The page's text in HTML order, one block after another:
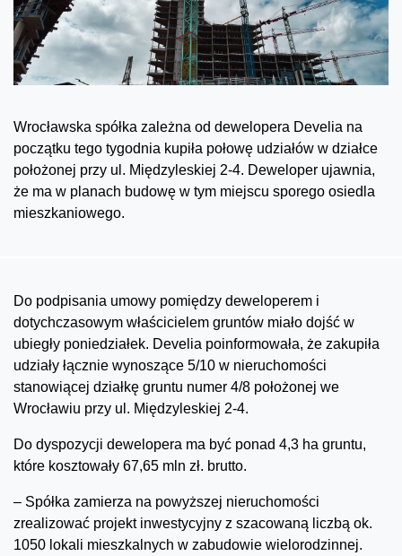
Wrocławska spółka zależna od dewelopera Develia na
początku tego tygodnia kupiła połowę udziałów w działce
położonej przy ul. Międzyleskiej 2-4. Deweloper ujawnia,
że ma w planach budowę w tym miejscu sporego osiedla
mieszkaniowego.
Do podpisania umowy pomiędzy deweloperem i
dotychczasowym właścicielem gruntów miało dojść w
ubiegły poniedziałek. Develia poinformowała, że zakupiła
udziały łącznie wynoszące 5/10 w nieruchomości
stanowiącej działkę gruntu numer 4/8 położonej we
Wrocławiu przy ul. Międzyleskiej 2-4.
Do dyspozycji dewelopera ma być ponad 4,3 ha gruntu,
które kosztowały 67,65 mln zł. brutto.
– Spółka zamierza na powyższej nieruchomości
zrealizować projekt inwestycyjny z szacowaną liczbą ok.
1050 lokali mieszkalnych w zabudowie wielorodzinnej.